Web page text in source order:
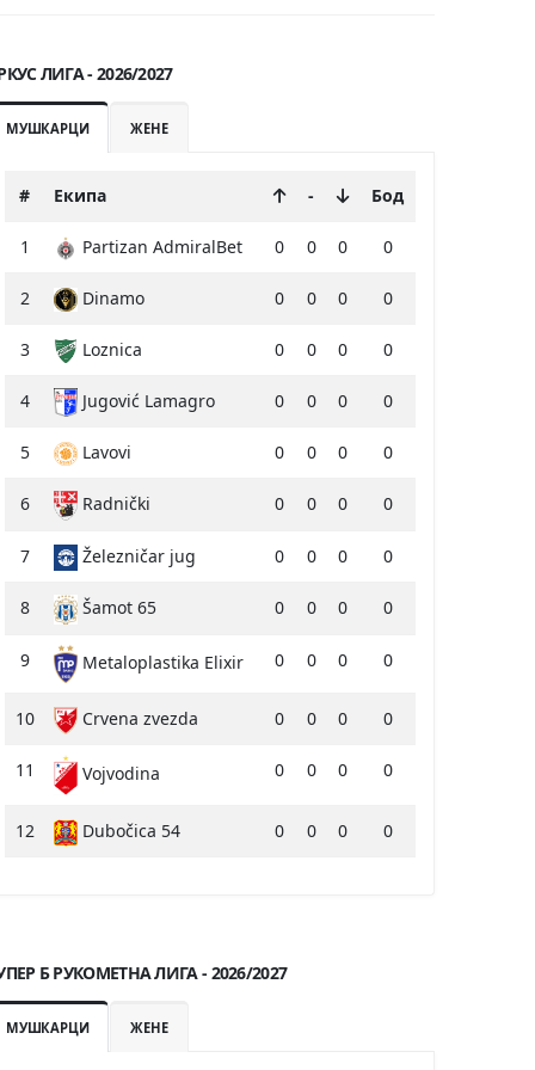
ЛИГА - 2026/2027
МУШКАРЦИ ЖЕНЕ
# Екипа - Бод
1 Partizan AdmiralBet 0 0 0 0
2 Dinamo 0 0 0 0
3 Loznica 0 0 0 0
4 Jugović Lamagro 0 0 0 0
5 Lavovi 0 0 0 0
6 Radnički 0 0 0 0
7 Železničar jug 0 0 0 0
8 Šamot 65 0 0 0 0
9 Metaloplastika Elixir 0 0 0 0
10 Crvena zvezda 0 0 0 0
11 Vojvodina 0 0 0 0
12 Dubočica 54 0 0 0 0
Б РУКОМЕТНА ЛИГА - 2026/2027
МУШКАРЦИ ЖЕНЕ